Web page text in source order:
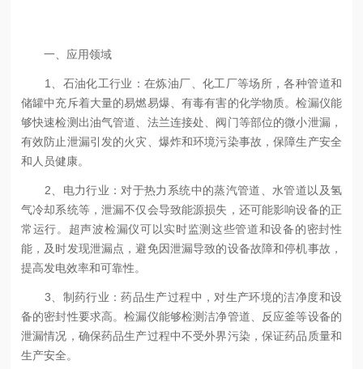
一、应用领域
1、石油化工行业：在炼油厂、化工厂等场所，各种管道和
储罐中充斥着大量的易燃易爆、有毒有害的化学物质。检漏仪能
够快速检测出油气管道、法兰连接处、阀门等部位的微小泄漏，
有效防止泄漏引发的火灾、爆炸和环境污染事故，保障生产安全
和人员健康。
2、电力行业：对于热力系统中的蒸汽管道、水管道以及氢
气冷却系统等，泄漏不仅会导致能源损失，还可能影响设备的正
常运行。超声波检漏仪可以实时监测这些管道和设备的密封性
能，及时发现泄漏点，避免因泄漏导致的设备故障和停机事故，
提高发电效率和可靠性。
3、制药行业：药品生产过程中，对生产环境的洁净度和设
备的密封性要求高。检漏仪能够检测洁净管道、反应釜等设备的
泄漏情况，确保药品生产过程中不受外界污染，保证药品质量和
生产安全。